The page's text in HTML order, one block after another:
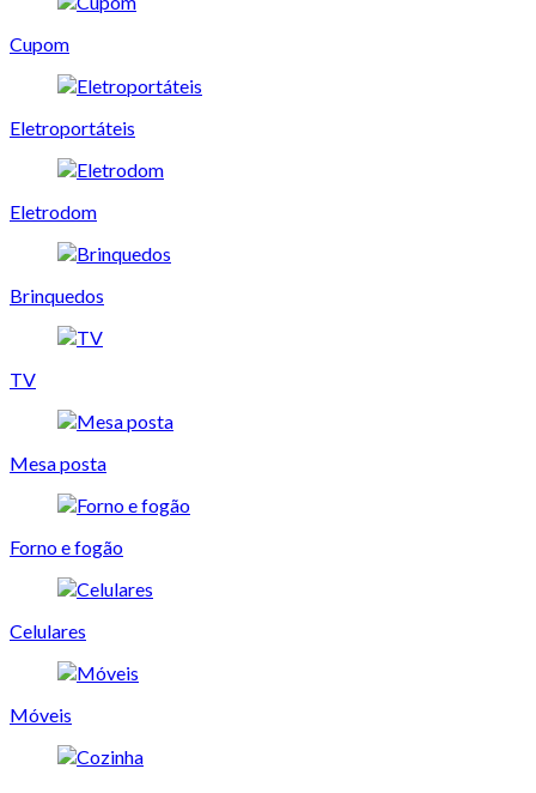
Cupom
Eletroportáteis
Eletrodom
Brinquedos
TV
Mesa posta
Forno e fogão
Celulares
Móveis